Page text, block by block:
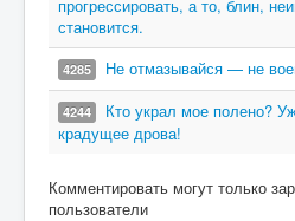
прогрессировать, а то, блин,
становится.
4285 Не отмазывайся — не
4244
Кто украл мое полено?
крадущее дрова!
Комментировать могут только
пользователи